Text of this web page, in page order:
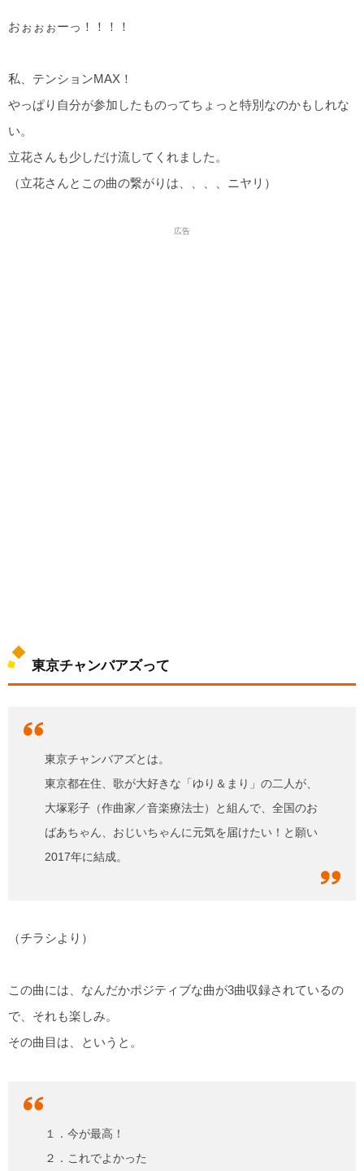
おぉぉぉーっ！！！！
私、テンションMAX！
やっぱり自分が参加したものってちょっと特別なのかもしれな
い。
立花さんも少しだけ流してくれました。
（立花さんとこの曲の繋がりは、、、、ニヤリ）
広告
東京チャンバアズって
東京チャンバアズとは。
東京都在住、歌が大好きな「ゆり＆まり」の二人が、
大塚彩子（作曲家／音楽療法士）と組んで、全国のお
ばあちゃん、おじいちゃんに元気を届けたい！と願い
2017年に結成。
（チラシより）
この曲には、なんだかポジティブな曲が3曲収録されているの
で、それも楽しみ。
その曲目は、というと。
１．今が最高！
２．これでよかった